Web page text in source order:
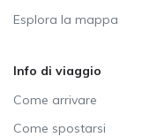
Esplora la mappa
Info di viaggio
Come arrivare
Come spostarsi